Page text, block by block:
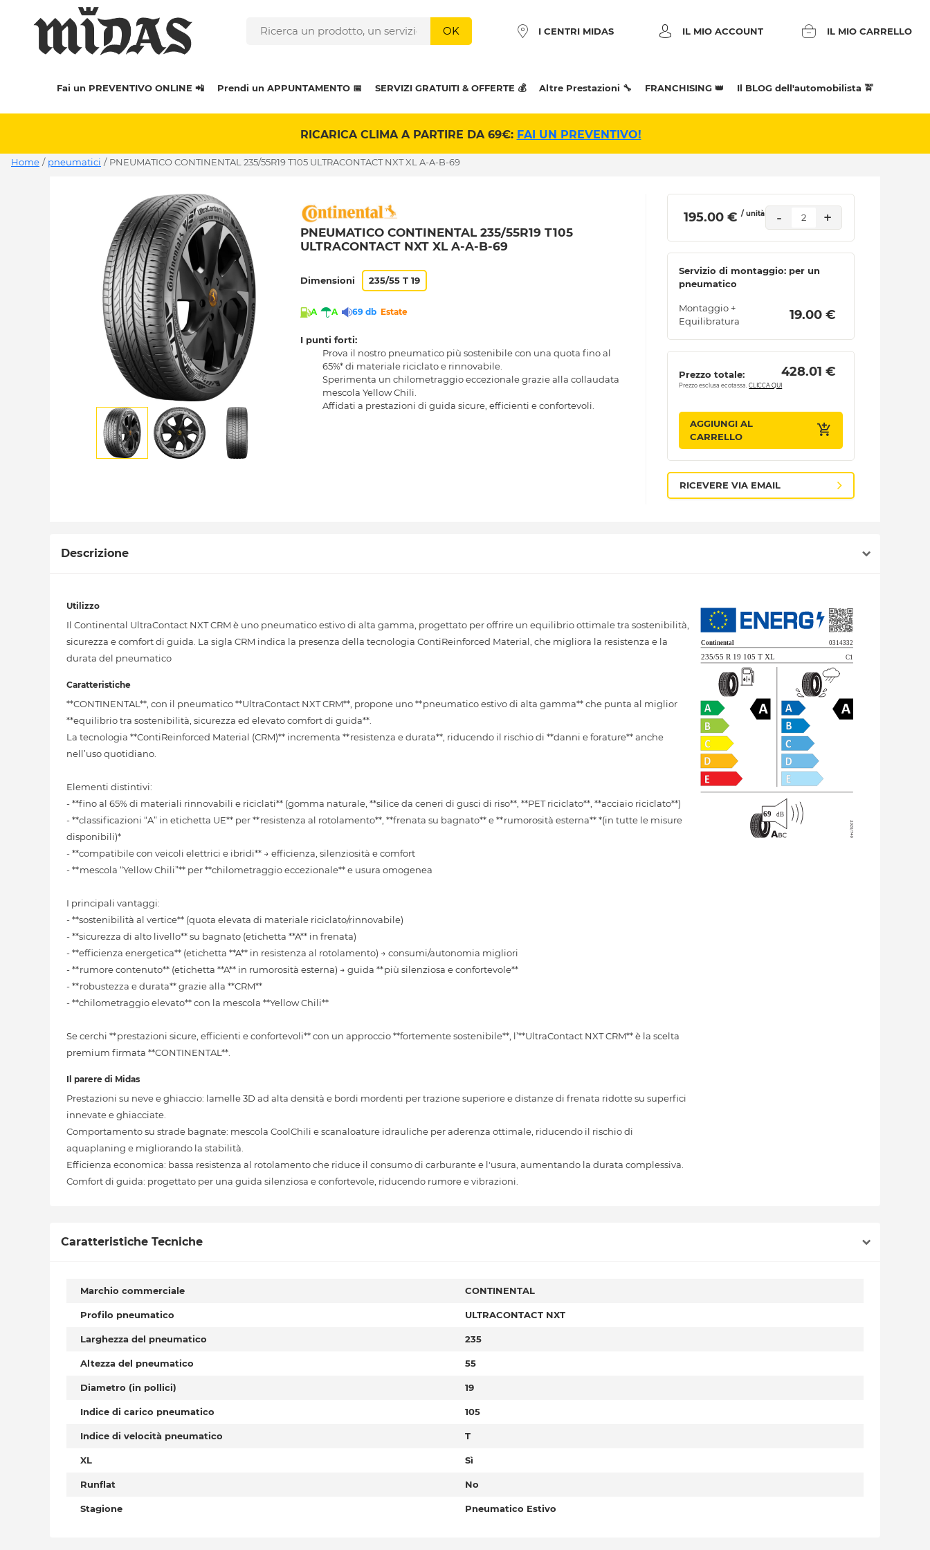
OK I CENTRI MIDAS IL MIO ACCOUNT IL MIO CARRELLO
Fai un PREVENTIVO ONLINE 📲 Prendi un APPUNTAMENTO 📅 SERVIZI GRATUITI & OFFERTE 💰 Altre Prestazioni 🔧 FRANCHISING 👑 Il BLOG dell'automobilista 🚖
RICARICA CLIMA A PARTIRE DA 69€: FAI UN PREVENTIVO!
Home / pneumatici / PNEUMATICO CONTINENTAL 235/55R19 T105 ULTRACONTACT NXT XL A-A-B-69
PNEUMATICO CONTINENTAL 235/55R19 T105
ULTRACONTACT NXT XL A-A-B-69
Dimensioni 235/55 T 19
A A 69 db Estate
I punti forti:
Prova il nostro pneumatico più sostenibile con una quota fino al
65%* di materiale riciclato e rinnovabile.
Sperimenta un chilometraggio eccezionale grazie alla collaudata
mescola Yellow Chili.
Affidati a prestazioni di guida sicure, efficienti e confortevoli.
195.00 € / unità - 2 +
Servizio di montaggio: per un
pneumatico
Montaggio +
Equilibratura
19.00 €
Prezzo totale: 428.01 €
Prezzo esclusa ecotassa.CLICCA QUI
AGGIUNGI AL
CARRELLO
RICEVERE VIA EMAIL
Descrizione
Utilizzo
Il Continental UltraContact NXT CRM è uno pneumatico estivo di alta gamma, progettato per offrire un equilibrio ottimale tra sostenibilità,
sicurezza e comfort di guida. La sigla CRM indica la presenza della tecnologia ContiReinforced Material, che migliora la resistenza e la
durata del pneumatico
Caratteristiche
**CONTINENTAL**, con il pneumatico **UltraContact NXT CRM**, propone uno **pneumatico estivo di alta gamma** che punta al miglior
**equilibrio tra sostenibilità, sicurezza ed elevato comfort di guida**.
La tecnologia **ContiReinforced Material (CRM)** incrementa **resistenza e durata**, riducendo il rischio di **danni e forature** anche
nell’uso quotidiano.
Elementi distintivi:
- **fino al 65% di materiali rinnovabili e riciclati** (gomma naturale, **silice da ceneri di gusci di riso**, **PET riciclato**, **acciaio riciclato**)
- **classificazioni “A” in etichetta UE** per **resistenza al rotolamento**, **frenata su bagnato** e **rumorosità esterna** *(in tutte le misure
disponibili)*
- **compatibile con veicoli elettrici e ibridi** → efficienza, silenziosità e comfort
- **mescola “Yellow Chili”** per **chilometraggio eccezionale** e usura omogenea
I principali vantaggi:
- **sostenibilità al vertice** (quota elevata di materiale riciclato/rinnovabile)
- **sicurezza di alto livello** su bagnato (etichetta **A** in frenata)
- **efficienza energetica** (etichetta **A** in resistenza al rotolamento) → consumi/autonomia migliori
- **rumore contenuto** (etichetta **A** in rumorosità esterna) → guida **più silenziosa e confortevole**
- **robustezza e durata** grazie alla **CRM**
- **chilometraggio elevato** con la mescola **Yellow Chili**
Se cerchi **prestazioni sicure, efficienti e confortevoli** con un approccio **fortemente sostenibile**, l’**UltraContact NXT CRM** è la scelta
premium firmata **CONTINENTAL**.
Il parere di Midas
Prestazioni su neve e ghiaccio: lamelle 3D ad alta densità e bordi mordenti per trazione superiore e distanze di frenata ridotte su superfici
innevate e ghiacciate.
Comportamento su strade bagnate: mescola CoolChili e scanaloature idrauliche per aderenza ottimale, riducendo il rischio di
aquaplaning e migliorando la stabilità.
Efficienza economica: bassa resistenza al rotolamento che riduce il consumo di carburante e l'usura, aumentando la durata complessiva.
Comfort di guida: progettato per una guida silenziosa e confortevole, riducendo rumore e vibrazioni.
Caratteristiche Tecniche
Marchio commerciale CONTINENTAL
Profilo pneumatico ULTRACONTACT NXT
Larghezza del pneumatico 235
Altezza del pneumatico 55
Diametro (in pollici) 19
Indice di carico pneumatico 105
Indice di velocità pneumatico T
XL Sì
Runflat No
Stagione Pneumatico Estivo